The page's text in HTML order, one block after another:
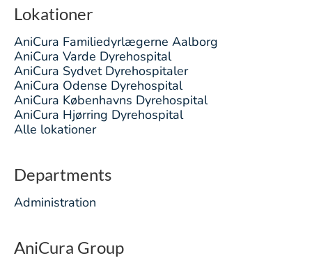
Lokationer
AniCura Familiedyrlægerne Aalborg
AniCura Varde Dyrehospital
AniCura Sydvet Dyrehospitaler
AniCura Odense Dyrehospital
AniCura Københavns Dyrehospital
AniCura Hjørring Dyrehospital
Alle lokationer
Departments
Administration
AniCura Group